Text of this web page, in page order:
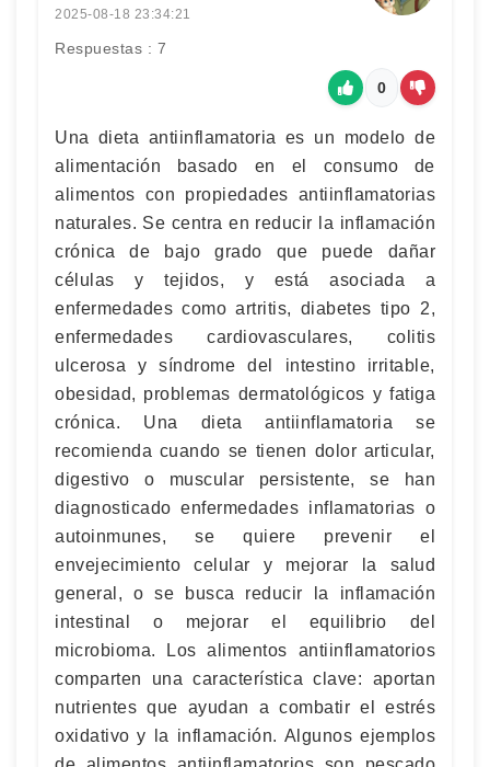
2025-08-18 23:34:21
Respuestas : 7
0
Una dieta antiinflamatoria es un modelo de
alimentación basado en el consumo de
alimentos con propiedades antiinflamatorias
naturales. Se centra en reducir la inflamación
crónica de bajo grado que puede dañar
células y tejidos, y está asociada a
enfermedades como artritis, diabetes tipo 2,
enfermedades cardiovasculares, colitis
ulcerosa y síndrome del intestino irritable,
obesidad, problemas dermatológicos y fatiga
crónica. Una dieta antiinflamatoria se
recomienda cuando se tienen dolor articular,
digestivo o muscular persistente, se han
diagnosticado enfermedades inflamatorias o
autoinmunes, se quiere prevenir el
envejecimiento celular y mejorar la salud
general, o se busca reducir la inflamación
intestinal o mejorar el equilibrio del
microbioma. Los alimentos antiinflamatorios
comparten una característica clave: aportan
nutrientes que ayudan a combatir el estrés
oxidativo y la inflamación. Algunos ejemplos